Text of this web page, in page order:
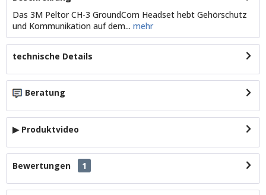
Das 3M Peltor CH-3 GroundCom Headset hebt Gehörschutz
und Kommunikation auf dem... mehr
technische Details
Beratung
▶ Produktvideo
Bewertungen 1